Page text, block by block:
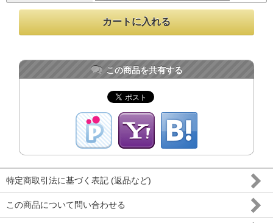
この商品を共有する
特定商取引法に基づく表記 (返品など)
この商品について問い合わせる